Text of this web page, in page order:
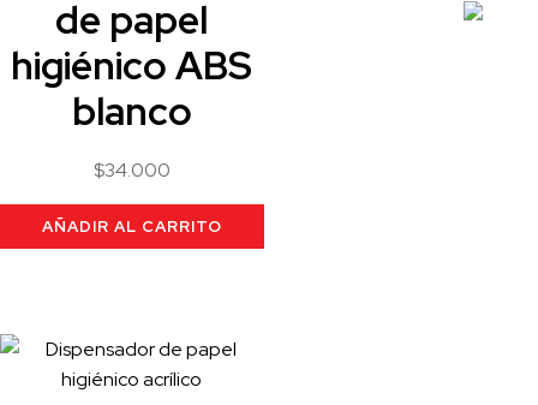
de papel
higiénico ABS
blanco
$34.000
AÑADIR AL CARRITO